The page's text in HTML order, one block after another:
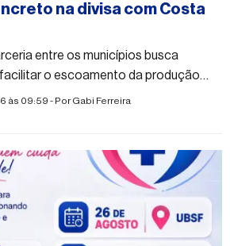
na divisa com Costa
entre os municípios busca
o escoamento da produção
às 09:59 - PorGabi Ferreira